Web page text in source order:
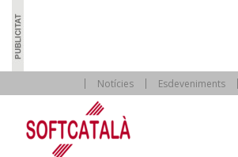
Notícies Esdeveniments